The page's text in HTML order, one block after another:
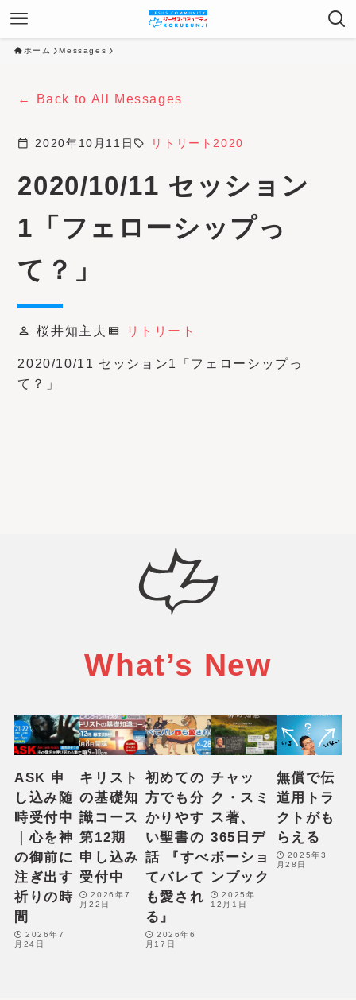
ホーム Messages
Back to All Messages
calendar_today 2020年10月11日 sell リトリート2020
2020/10/11 セッション
1「フェローシップっ
て？」
person 桜井知主夫 view_list リトリート
2020/10/11 セッション1「フェローシップっ
て？」
What’s New
ASK 申
し込み随
時受付中
｜心を神
の御前に
注ぎ出す
祈りの時
間
2026年7
月24日
キリスト
の基礎知
識コース
第12期
申し込み
受付中
2026年7
月22日
初めての
方でも分
かりやす
い聖書の
話 『すべ
てバレて
も愛され
る』
2026年6
月17日
チャッ
ク・スミ
ス著、
365日デ
ボーショ
ンブック
2025年
12月1日
無償で伝
道用トラ
クトがも
らえる
2025年3
月28日